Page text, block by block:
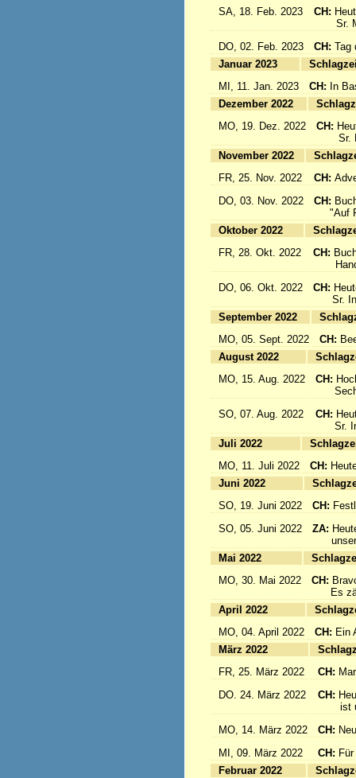
SA, 18. Feb. 2023
CH:
Sr.
DO, 02. Feb. 2023
CH: Tag
Januar 2023
MI, 11. Jan. 2023
CH: In
Dezember 2022
MO, 19. Dez. 2022
CH:
Sr.
November 2022
FR, 25. Nov. 2022
CH:
DO, 03. Nov. 2022
CH:
"Auf
Oktober 2022
FR, 28. Okt. 2022
CH:
DO, 06. Okt. 2022
CH:
Sr.
September 2022
MO, 05. Sept. 2022
CH:
August 2022
MO, 15. Aug. 2022
CH:
SO, 07. Aug. 2022
CH:
Sr.
Juli 2022
MO, 11. Juli 2022
CH:
Juni 2022
SO, 19. Juni 2022
CH:
SO, 05. Juni 2022
ZA:
Mai 2022
MO, 30. Mai 2022
CH:
Es
April 2022
MO, 04. April 2022
CH: Ein
März 2022
FR, 25. März 2022
CH:
DO. 24. März 2022
CH:
ist
MO, 14. März 2022
CH:
MI, 09. März 2022
CH:
Februar 2022